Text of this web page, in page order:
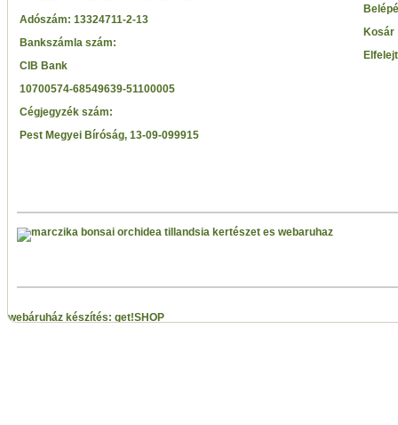
Adószám: 13324711-2-13
Bankszámla szám:
CIB Bank
10700574-68549639-51100005
Cégjegyzék szám:
Pest Megyei Bíróság, 13-09-099915
Kosár
webáruház készítés: get!SHOP